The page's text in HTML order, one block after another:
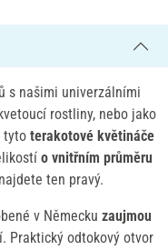
s našimi univerzálními
rostliny, nebo jako
tyto terakotové květináče
o vnitřním průměru
ten pravý.
v Německu zaujmou
Praktický odtokový otvor